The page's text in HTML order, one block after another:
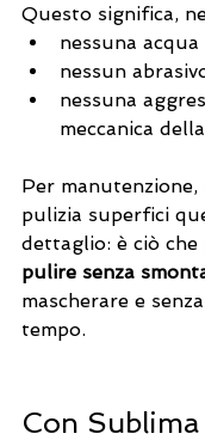
Questo significa,
nessuna acqua
nessun
nessuna
meccanica
Per
pulizia superfici
dettaglio: è ciò
pulire senza
mascherare e
tempo.
Con